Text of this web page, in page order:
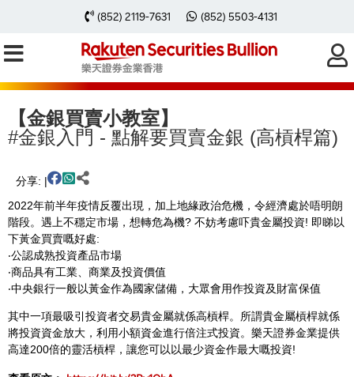
(852) 2119-7631 (852) 5503-4131
金銀入門 - 點解要買賣金銀 (高槓桿篇)
【金銀買賣小教室】
#金銀入門 - 點解要買賣金銀 (高槓桿篇)
分享: |
2022年前半年疫情反覆出現，加上地緣政治危機，令經濟處於唔明朗
階段。遇上不穩定市場，想轉危為機? 不妨考慮吓貴金屬投資! 即睇以
下黃金買賣嘅好處:
‧公認成熟投資產品市場
‧商品具有工業、商業及投資價值
‧中央銀行一般以黃金作為國家儲備，大眾會用作投資及財富保值
其中一項最吸引投資者交易貴金屬就係高槓桿。所謂貴金屬槓桿就係
將投資資金放大，利用小額資金進行倍注式投資。樂天證券金業提供
高達200倍的靈活槓桿，讓您可以以最少資金作最大嘅投資!